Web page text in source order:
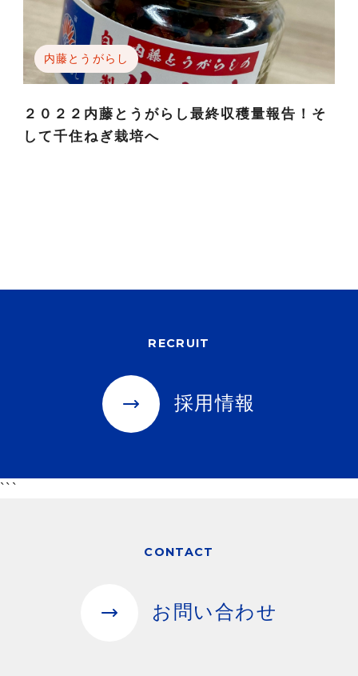
内藤とうがらし
２０２２内藤とうがらし最終収穫量報告！そ
して千住ねぎ栽培へ
RECRUIT
採用情報
```
CONTACT
お問い合わせ